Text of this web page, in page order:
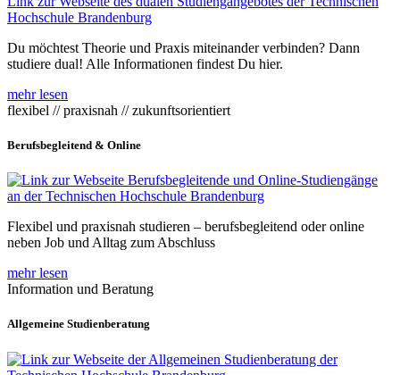
Du möchtest Theorie und Praxis miteinander verbinden? Dann
studiere dual! Alle Informationen findest Du hier.
mehr lesen
flexibel // praxisnah // zukunftsorientiert
Berufsbegleitend & Online
Flexibel und praxisnah studieren – berufsbegleitend oder online
neben Job und Alltag zum Abschluss
mehr lesen
Information und Beratung
Allgemeine Studienberatung